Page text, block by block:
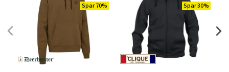
Spar 70%
Spar 30%